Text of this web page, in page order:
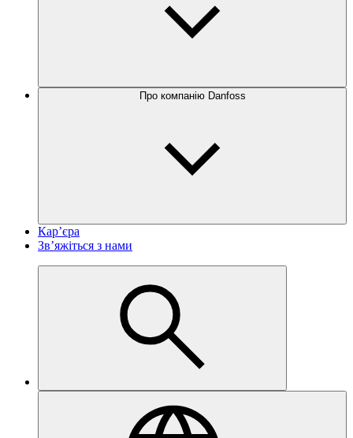
Про компанію Danfoss
Кар’єра
Зв’яжіться з нами